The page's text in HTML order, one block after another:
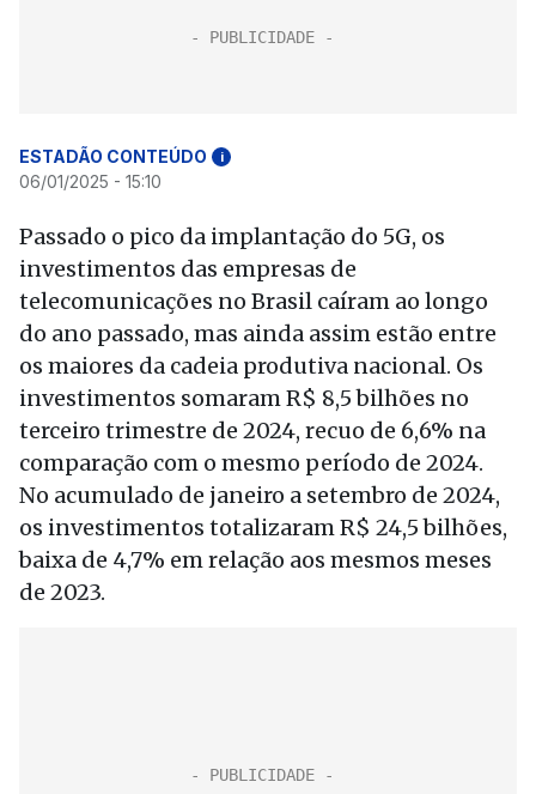
ESTADÃO CONTEÚDO i
06/01/2025 - 15:10
Passado o pico da implantação do 5G, os
investimentos das empresas de
telecomunicações no Brasil caíram ao longo
do ano passado, mas ainda assim estão entre
os maiores da cadeia produtiva nacional. Os
investimentos somaram R$ 8,5 bilhões no
terceiro trimestre de 2024, recuo de 6,6% na
comparação com o mesmo período de 2024.
No acumulado de janeiro a setembro de 2024,
os investimentos totalizaram R$ 24,5 bilhões,
baixa de 4,7% em relação aos mesmos meses
de 2023.